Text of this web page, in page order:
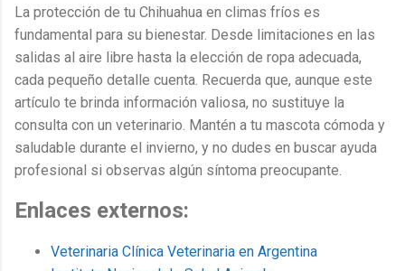
La protección de tu Chihuahua en climas fríos es
fundamental para su bienestar. Desde limitaciones en las
salidas al aire libre hasta la elección de ropa adecuada,
cada pequeño detalle cuenta. Recuerda que, aunque este
artículo te brinda información valiosa, no sustituye la
consulta con un veterinario. Mantén a tu mascota cómoda y
saludable durante el invierno, y no dudes en buscar ayuda
profesional si observas algún síntoma preocupante.
Enlaces externos:
Veterinaria Clínica Veterinaria en Argentina